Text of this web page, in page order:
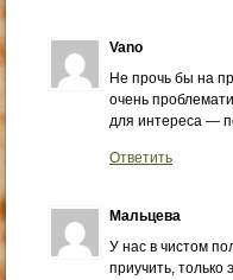
Vano
Не прочь бы на
очень
для интереса —
Ответить
Мальцева
У нас в чистом
приучить,